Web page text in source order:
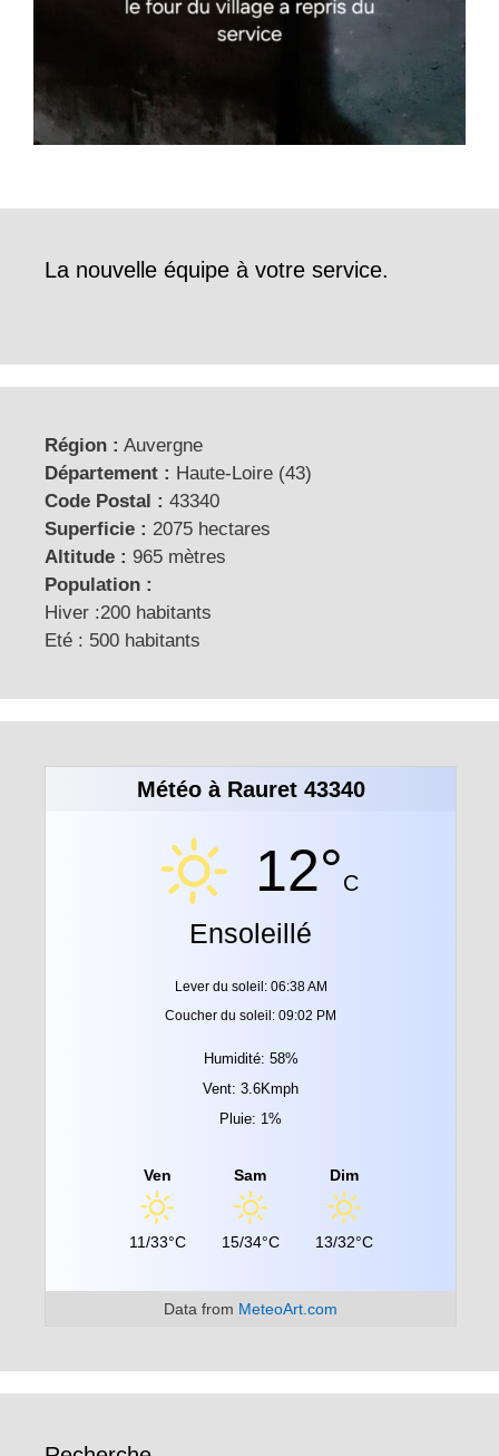
La nouvelle équipe à votre service.
Région : Auvergne
Département : Haute-Loire (43)
Code Postal : 43340
Superficie : 2075 hectares
Altitude : 965 mètres
Population :
Hiver :200 habitants
Eté : 500 habitants
Météo à Rauret 43340
12°C
Ensoleillé
Lever du soleil: 06:38 AM
Coucher du soleil: 09:02 PM
Humidité: 58%
Vent: 3.6Kmph
Pluie: 1%
Ven
11/33°C
Sam
15/34°C
Dim
13/32°C
Data from MeteoArt.com